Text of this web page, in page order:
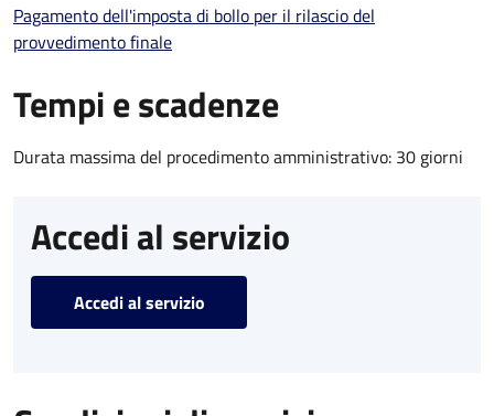
Pagamento dell'imposta di bollo per il rilascio del
provvedimento finale
Tempi e scadenze
Durata massima del procedimento amministrativo: 30 giorni
Accedi al servizio
Accedi al servizio